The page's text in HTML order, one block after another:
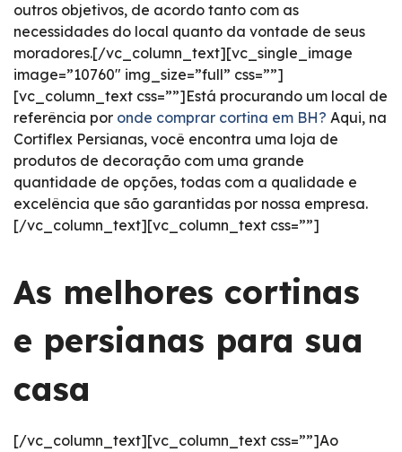
outros objetivos, de acordo tanto com as
necessidades do local quanto da vontade de seus
moradores.[/vc_column_text][vc_single_image
image=”10760″ img_size=”full” css=””]
[vc_column_text css=””]Está procurando um local de
referência por onde comprar cortina em BH? Aqui, na
Cortiflex Persianas, você encontra uma loja de
produtos de decoração com uma grande
quantidade de opções, todas com a qualidade e
excelência que são garantidas por nossa empresa.
[/vc_column_text][vc_column_text css=””]
As melhores cortinas
e persianas para sua
casa
[/vc_column_text][vc_column_text css=””]Ao